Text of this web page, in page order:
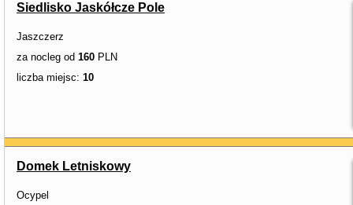
Siedlisko Jaskółcze Pole
Jaszczerz
za nocleg od 160 PLN
liczba miejsc: 10
Domek Letniskowy
Ocypel